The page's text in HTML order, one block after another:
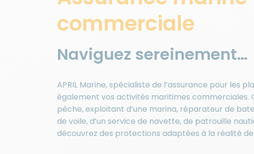
commerciale
Naviguez sereinement…
APRIL Marine, spécialiste de l’assurance pour les
également vos activités maritimes commerciales.
pêche, exploitant d’une marina, réparateur de
de voile, d’un service de navette, de patrouille
découvrez des protections adaptées à la réalité